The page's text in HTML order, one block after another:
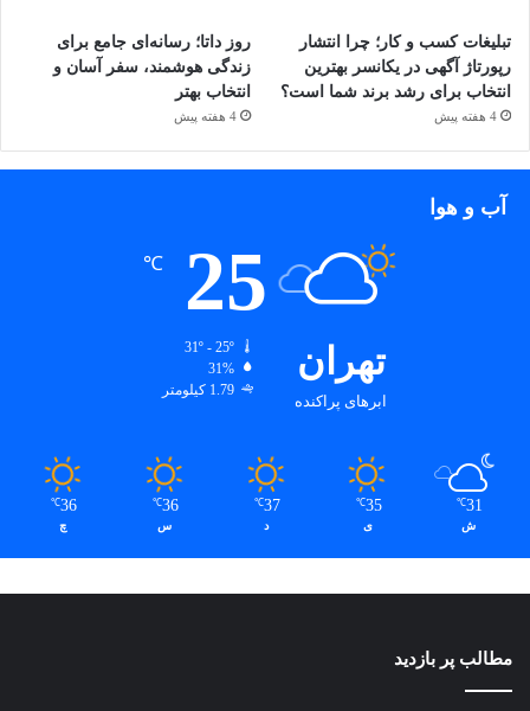
تبلیغات کسب و کار؛ چرا انتشار
رپورتاژ آگهی در یکانسر بهترین
انتخاب برای رشد برند شما است؟
4 هفته پیش
روز داتا؛ رسانه‌ای جامع برای
زندگی هوشمند، سفر آسان و
انتخاب بهتر
4 هفته پیش
آب و هوا
تهران
ابرهای پراکنده
25
℃
31%
1.79 کیلومتر
31
℃
ش
35
℃
ی
37
℃
د
36
℃
س
36
℃
چ
مطالب پر بازدید